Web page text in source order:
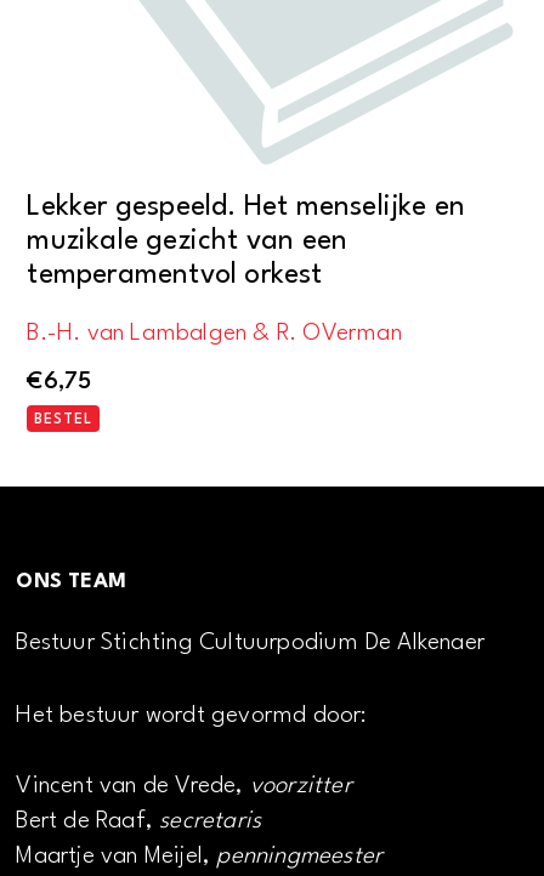
Lekker gespeeld. Het menselijke en
muzikale gezicht van een
temperamentvol orkest
B.-H. van Lambalgen & R. OVerman
€6,75
BESTEL
ONS TEAM
Bestuur Stichting Cultuurpodium De Alkenaer
Het bestuur wordt gevormd door:
Vincent van de Vrede, voorzitter
Bert de Raaf, secretaris
Maartje van Meijel, penningmeester